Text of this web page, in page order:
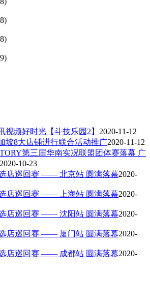
视频好时光【斗技乐园2】 2020-11-12
坡8大店铺进行联合活动推广2020-11-12
第三届华南实况联盟团体赛落幕 广
2020-10-23
选店巡回赛 —— 北京站 圆满落幕2020-
选店巡回赛 —— 上海站 圆满落幕2020-
选店巡回赛 —— 沈阳站 圆满落幕2020-
选店巡回赛 —— 厦门站 圆满落幕2020-
选店巡回赛 —— 成都站 圆满落幕2020-